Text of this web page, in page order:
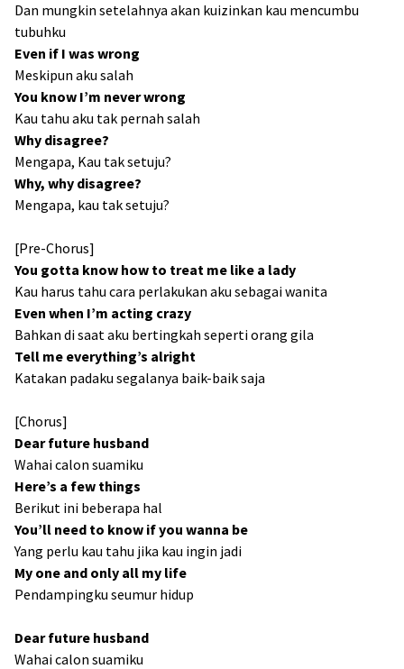
Dan mungkin setelahnya akan kuizinkan kau mencumbu
tubuhku
Even if I was wrong
Meskipun aku salah
You know I’m never wrong
Kau tahu aku tak pernah salah
Why disagree?
Mengapa, Kau tak setuju?
Why, why disagree?
Mengapa, kau tak setuju?
[Pre-Chorus]
You gotta know how to treat me like a lady
Kau harus tahu cara perlakukan aku sebagai wanita
Even when I’m acting crazy
Bahkan di saat aku bertingkah seperti orang gila
Tell me everything’s alright
Katakan padaku segalanya baik-baik saja
[Chorus]
Dear future husband
Wahai calon suamiku
Here’s a few things
Berikut ini beberapa hal
You’ll need to know if you wanna be
Yang perlu kau tahu jika kau ingin jadi
My one and only all my life
Pendampingku seumur hidup
Dear future husband
Wahai calon suamiku